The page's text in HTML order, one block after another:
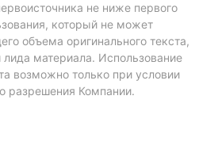
не ниже первого
который не может
объема оригинального текста,
лида материала. Использование
возможно только при условии
разрешения Компании.